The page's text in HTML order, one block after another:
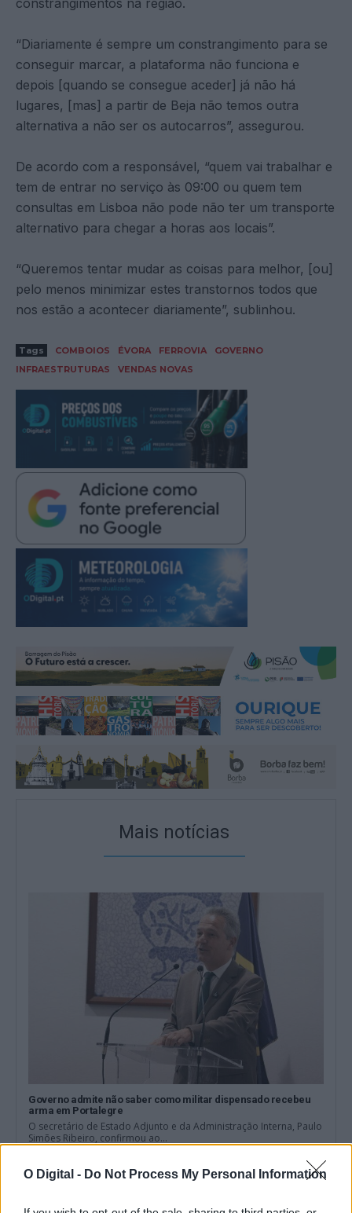
O Digital - Do Not Process My Personal Information
“Diariamente é sempre um constrangimento para se
conseguir marcar, a plataforma não funciona e
depois [quando se consegue aceder] já não há
lugares, [mas] a partir de Beja não temos outra
alternativa a não ser os autocarros”, assegurou.
De acordo com a responsável, “quem vai trabalhar e
tem de entrar no serviço às 09:00 ou quem tem
consultas em Lisboa não pode não ter um transporte
alternativo para chegar a horas aos locais”.
“Queremos tentar mudar as coisas para melhor, [ou]
pelo menos minimizar estes transtornos todos que
nos estão a acontecer diariamente”, sublinhou.
Tags COMBOIOS ÉVORA FERROVIA
GOVERNO
INFRAESTRUTURAS
VENDAS NOVAS
Mais notícias
Governo admite não saber como militar dispensado recebeu
arma em Portalegre
O secretário de Estado Adjunto e da Administração Interna, Paulo
Simões Ribeiro, confirmou ao...